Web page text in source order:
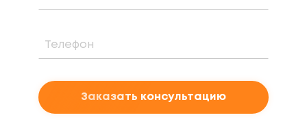
Заказать консультацию